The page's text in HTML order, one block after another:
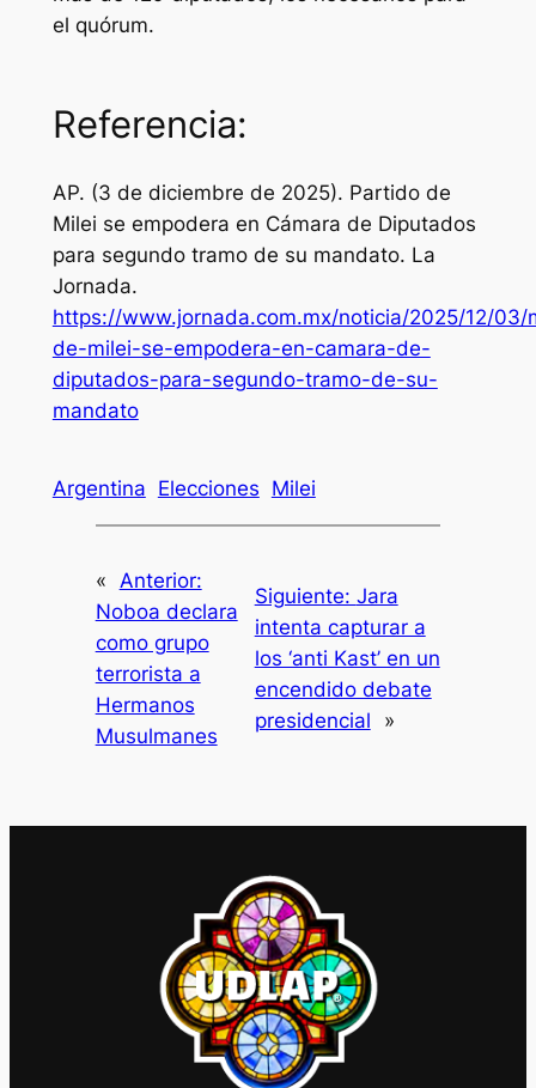
el quórum.
Referencia:
AP. (3 de diciembre de 2025). Partido de
Milei se empodera en Cámara de Diputados
para segundo tramo de su mandato. La
Jornada.
https://www.jornada.com.mx/noticia/2025/12/
de-milei-se-empodera-en-camara-de-
diputados-para-segundo-tramo-de-su-
mandato
Argentina Elecciones Milei
«
Anterior:
Noboa declara
como grupo
terrorista a
Hermanos
Musulmanes
Siguiente: Jara
intenta capturar a
los ‘anti Kast’ en un
encendido debate
presidencial
»